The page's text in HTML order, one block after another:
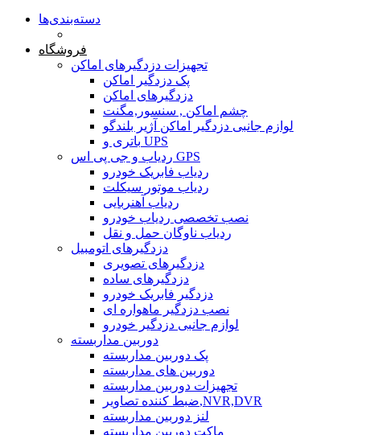
دسته‌بندی‌ها
فروشگاه
تجهیزات دزدگیرهای اماکن
پک دزدگیر اماکن
دزدگیرهای اماکن
چشم اماکن , سنسور,مگنت
لوازم جانبی دزدگیر اماکن آژیر بلندگو
باتری و UPS
ردیاب و جی پی اس GPS
ردیاب فابریک خودرو
ردیاب موتور سیکلت
ردیاب آهنربایی
نصب تخصصی ردیاب خودرو
ردیاب ناوگان حمل و نقل
دزدگیرهای اتومبیل
دزدگیرهای تصویری
دزدگیرهای ساده
دزدگیر فابریک خودرو
نصب دزدگیر ماهواره ای
لوازم جانبی دزدگیر خودرو
دوربین مداربسته
پک دوربین مداربسته
دوربین های مداربسته
تجهیزات دوربین مداربسته
ضبط کننده تصاویر,NVR,DVR
لنز دوربین مداربسته
ماکت دوربین مداربسته